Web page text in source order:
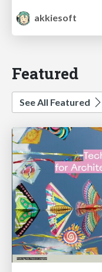
akkiesoft
Featured
See All Featured